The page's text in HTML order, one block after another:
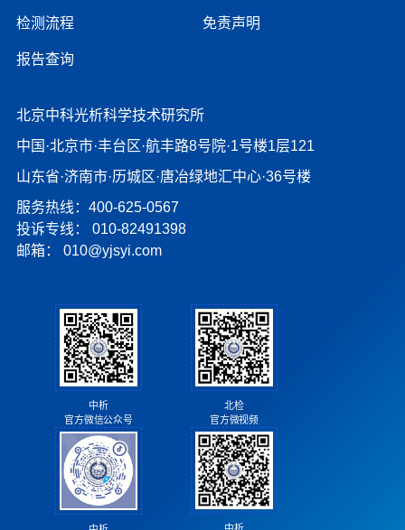
检测流程 免责声明
报告查询
北京中科光析科学技术研究所
中国·北京市·丰台区·航丰路8号院·1号楼1层121
山东省·济南市·历城区·唐冶绿地汇中心·36号楼
服务热线：400-625-0567
投诉专线： 010-82491398
邮箱： 010@yjsyi.com
中析
官方微信公众号
北检
官方微视频